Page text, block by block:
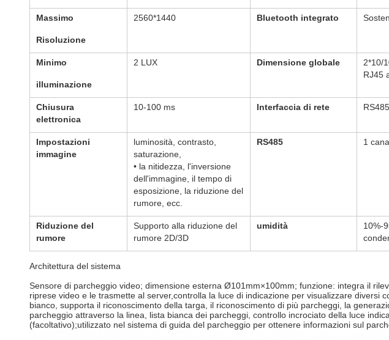
Massimo
Risoluzione
2560*1440 Bluetooth integrato
Minimo
illuminazione
2 LUX Dimensione globale
2*10/
RJ45
Chiusura
elettronica
10-100 ms Interfaccia di rete RS485
Impostazioni
immagine
luminosità, contrasto,
saturazione,
• la nitidezza, l'inversione
dell'immagine, il tempo di
esposizione, la riduzione del
rumore, ecc.
RS485 1
Riduzione del
rumore
Supporto alla riduzione del
rumore 2D/3D
umidità
10%-
Architettura del sistema
Sensore di parcheggio video; dimensione esterna Ø101mm×100mm; funzione: integra il
riprese video e le trasmette al server,controlla la luce di indicazione per visualizzare
bianco, supporta il riconoscimento della targa, il riconoscimento di più parcheggi, la
parcheggio attraverso la linea, lista bianca dei parcheggi, controllo incrociato della luce
(facoltativo);utilizzato nel sistema di guida del parcheggio per ottenere informazioni sul